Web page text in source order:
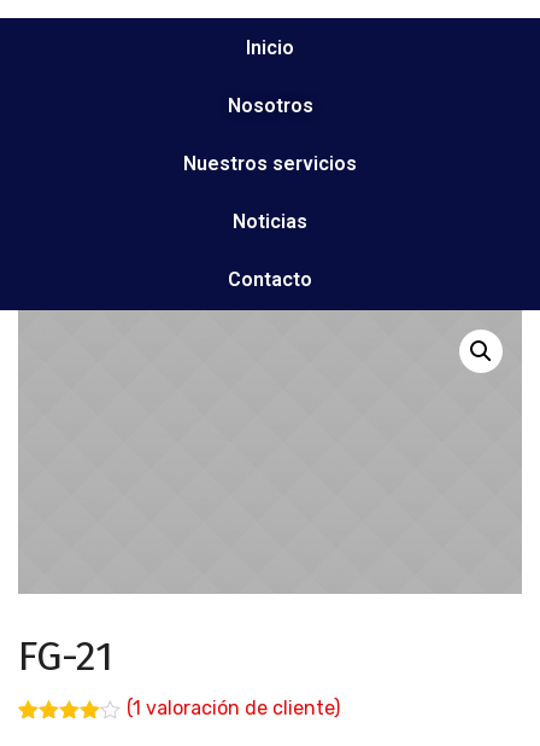
Inicio
Nosotros
Nuestros servicios
Noticias
Contacto
FG-21
(1 valoración de cliente)